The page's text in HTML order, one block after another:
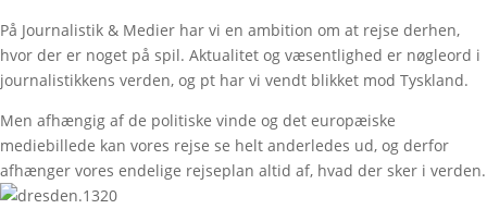
På Journalistik & Medier har vi en ambition om at rejse derhen,
hvor der er noget på spil. Aktualitet og væsentlighed er nøgleord i
journalistikkens verden, og pt har vi vendt blikket mod Tyskland.
Men afhængig af de politiske vinde og det europæiske
mediebillede kan vores rejse se helt anderledes ud, og derfor
afhænger vores endelige rejseplan altid af, hvad der sker i verden.